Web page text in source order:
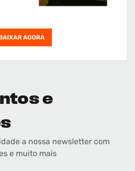
e
a nossa newsletter com
e muito mais